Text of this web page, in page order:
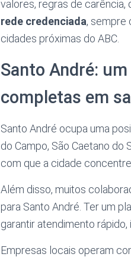
valores, regras de
rede credenciada, sempre
cidades próximas do ABC.
Santo André:
completas em
Santo André ocupa uma
do Campo, São Caetano do
com que a cidade
Além disso, muitos
para Santo André. Ter um
garantir atendimento
Empresas locais operam